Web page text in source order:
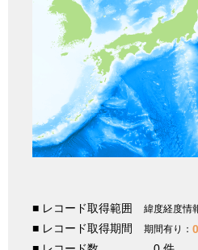
■ レコード取得範囲 緯度経度情
■ レコード取得期間 期間有り： 0